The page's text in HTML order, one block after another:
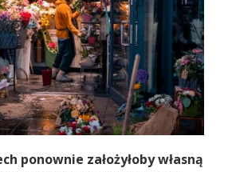
ponownie założyłoby własną